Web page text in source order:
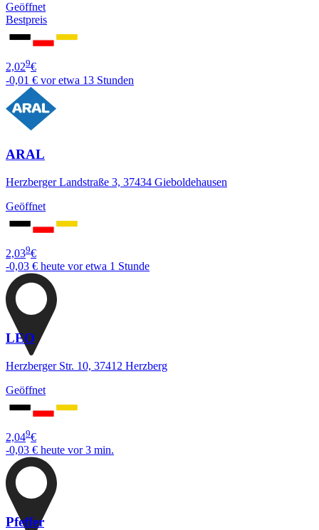
Geöffnet
Bestpreis
2,029€
-0,01 € vor etwa 13 Stunden
ARAL
Herzberger Landstraße 3, 37434 Gieboldehausen
Geöffnet
2,039€
-0,03 € heute vor etwa 1 Stunde
LEO
Herzberger Str. 10, 37412 Herzberg
Geöffnet
2,049€
-0,03 € heute vor 3 min.
Pfeffer